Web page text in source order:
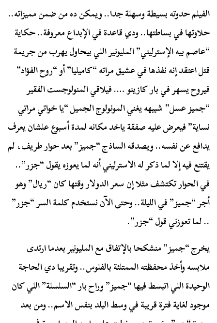
الفيلم حدوته بسيطة وسهلة جدا.. ويمكن ده من ضمن مميزاته..
حلاوتها في بساطتها.. ودي قاعدة في الإبداع معروفة.. حكاية
“عاصم بيه الإسترليني” المليونير اللي بيحاول يهرب من جريمة
قتل اعتقد إنه نفذها في عشيق مراته “كاميليا” أو “روح الفؤاد”
فيروح يسهر في بار كازينو …. فيلاقي المنولوجست الفقير
“جميز عسل” شبيهه يغني المونولوج الجميل “يا خواتي مراتي
نساية” فيعرض عليه صفقة ياخد مكانه لمدة أسبوع علشان يعرف
يدافع عن نفسه.. ويصدقه الساذج “جميز” بعد حوار طريف، لم
يقتنع فيه إلا لما ذكر له الاسترليني أنه لما يعوزه يقول “جزر”..
في الحوار تكتشف مثلا إن سعر الدولار وقتها كان “ريال” وهو
أجر “جميز” في الليلة.. وحتى الآن نستخدم كلمة السر “جزر”
.. لما تعوزني قول “جزر”.
يخرج “جميز” منشكحا بالإتفاق مع المليونير بعدما ارتدى
ملابسه وأخذ محفظته الممتلئة بالفلوس.. وتقريبا دي الحاجة
الوحيدة اللي اتبسط فيها “جميز” وراح بار “السلسلة” اللي كان
موجود لغاية فترة قريبة في وسط البلد بنفس الاسم.. ومن بعد